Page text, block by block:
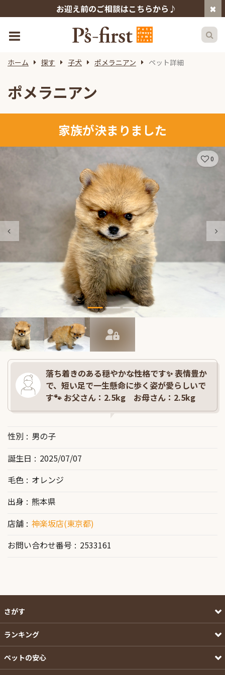
お迎え前のご相談はこちらから♪
ホーム 探す 子犬 ポメラニアン ペット詳細
ポメラニアン
家族が決まりました
0
落ち着きのある穏やかな性格です✨ 表情豊か
で、短い足で一生懸命に歩く姿が愛らしいで
す🐾 お父さん：2.5kg お母さん：2.5kg
性別
男の子
誕生日
2025/07/07
毛色
オレンジ
出身
熊本県
店舗
神楽坂店(東京都)
お問い合わせ番号
2533161
さがす
ランキング
ペットの安心